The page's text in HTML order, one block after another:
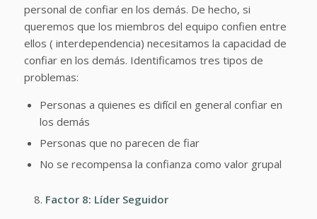
personal de confiar en los demás. De hecho, si
queremos que los miembros del equipo confien entre
ellos ( interdependencia) necesitamos la capacidad de
confiar en los demás. Identificamos tres tipos de
problemas:
Personas a quienes es difícil en general confiar en
los demás
Personas que no parecen de fiar
No se recompensa la confianza como valor grupal
Factor 8: Líder Seguidor